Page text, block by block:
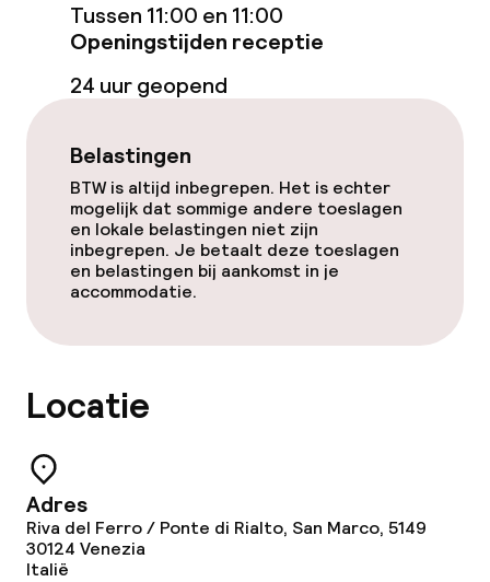
Overal rookvrij
Tussen 11:00 en 11:00
Openingstijden receptie
24 uur geopend
Belastingen
BTW is altijd inbegrepen. Het is echter
mogelijk dat sommige andere toeslagen
en lokale belastingen niet zijn
inbegrepen. Je betaalt deze toeslagen
en belastingen bij aankomst in je
accommodatie.
Locatie
Adres
Riva del Ferro / Ponte di Rialto, San Marco, 5149
30124 Venezia
Italië